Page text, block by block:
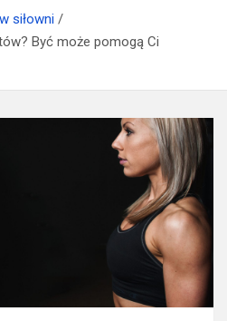
siłowni
Być może pomogą Ci